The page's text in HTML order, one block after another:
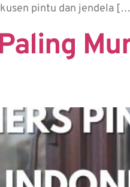
pintu dan jendela